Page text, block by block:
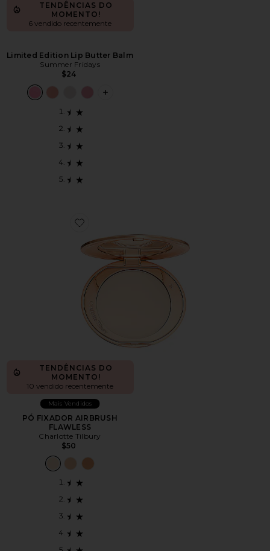
TENDÊNCIAS DO
MOMENTO!
6 vendido recentemente
Limited Edition Lip Butter Balm
Summer Fridays
$24
PLUS ICON TO SEE MORE OPTIONS
Favorite PÓ FIXADOR AIRBRUSH FLAWLESS
TENDÊNCIAS DO
MOMENTO!
10 vendido recentemente
Mais Vendidos
PÓ FIXADOR AIRBRUSH
FLAWLESS
Charlotte Tilbury
$50